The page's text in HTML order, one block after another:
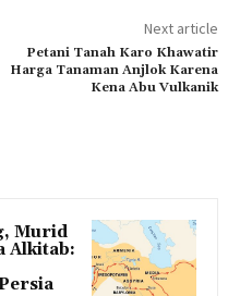
Next article
Petani Tanah Karo Khawatir
Harga Tanaman Anjlok Karena
Kena Abu Vulkanik
Murid
Alkitab: